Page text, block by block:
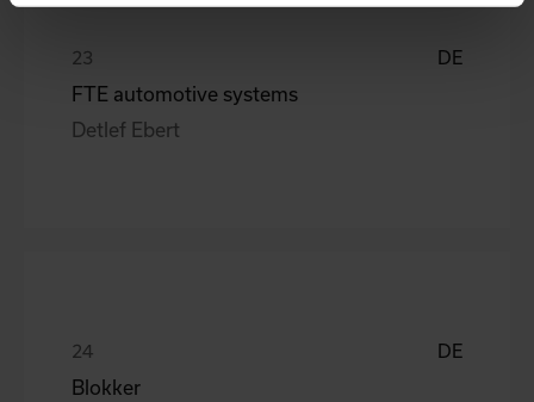
DE
FTE automotive systems
Detlef Ebert
DE
Blokker